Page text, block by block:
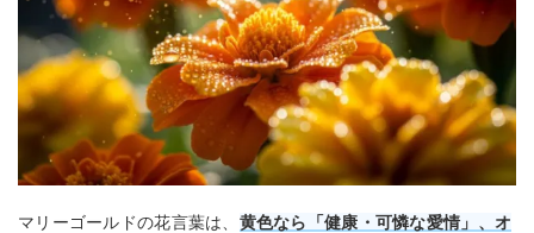
マリーゴールドの花言葉は、 黄色なら「健康・可憐な愛情」、オ